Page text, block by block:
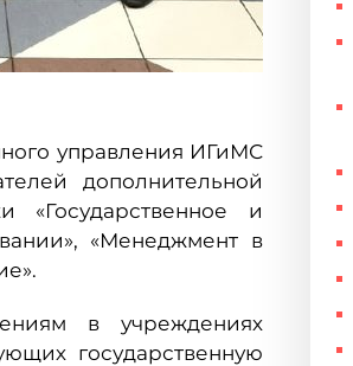
управления ИГиМС
дополнительной
«Государственное и
«Менеджмент в
в учреждениях
государственную